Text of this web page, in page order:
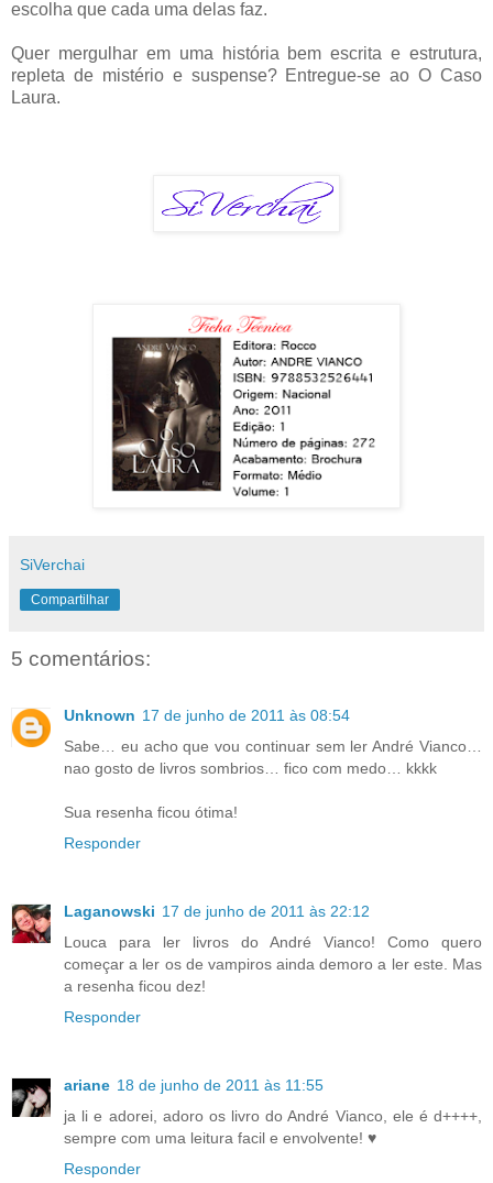
escolha que cada uma delas faz.
Quer mergulhar em uma história bem escrita e estrutura,
repleta de mistério e suspense? Entregue-se ao O Caso
Laura.
SiVerchai
Compartilhar
5 comentários:
Unknown 17 de junho de 2011 às 08:54
Sabe… eu acho que vou continuar sem ler André Vianco…
nao gosto de livros sombrios… fico com medo… kkkk
Sua resenha ficou ótima!
Responder
Laganowski 17 de junho de 2011 às 22:12
Louca para ler livros do André Vianco! Como quero
começar a ler os de vampiros ainda demoro a ler este. Mas
a resenha ficou dez!
Responder
ariane 18 de junho de 2011 às 11:55
ja li e adorei, adoro os livro do André Vianco, ele é d++++,
sempre com uma leitura facil e envolvente! ♥
Responder